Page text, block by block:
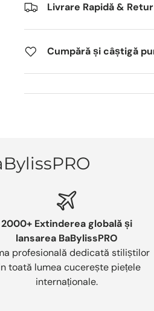
Livrare Rapidă &
Cumpără și câștigă
2000+ Extinderea globală și
lansarea BaBylissPRO
profesională dedicată stiliștilor
toată lumea cucerește piețele
internaționale.